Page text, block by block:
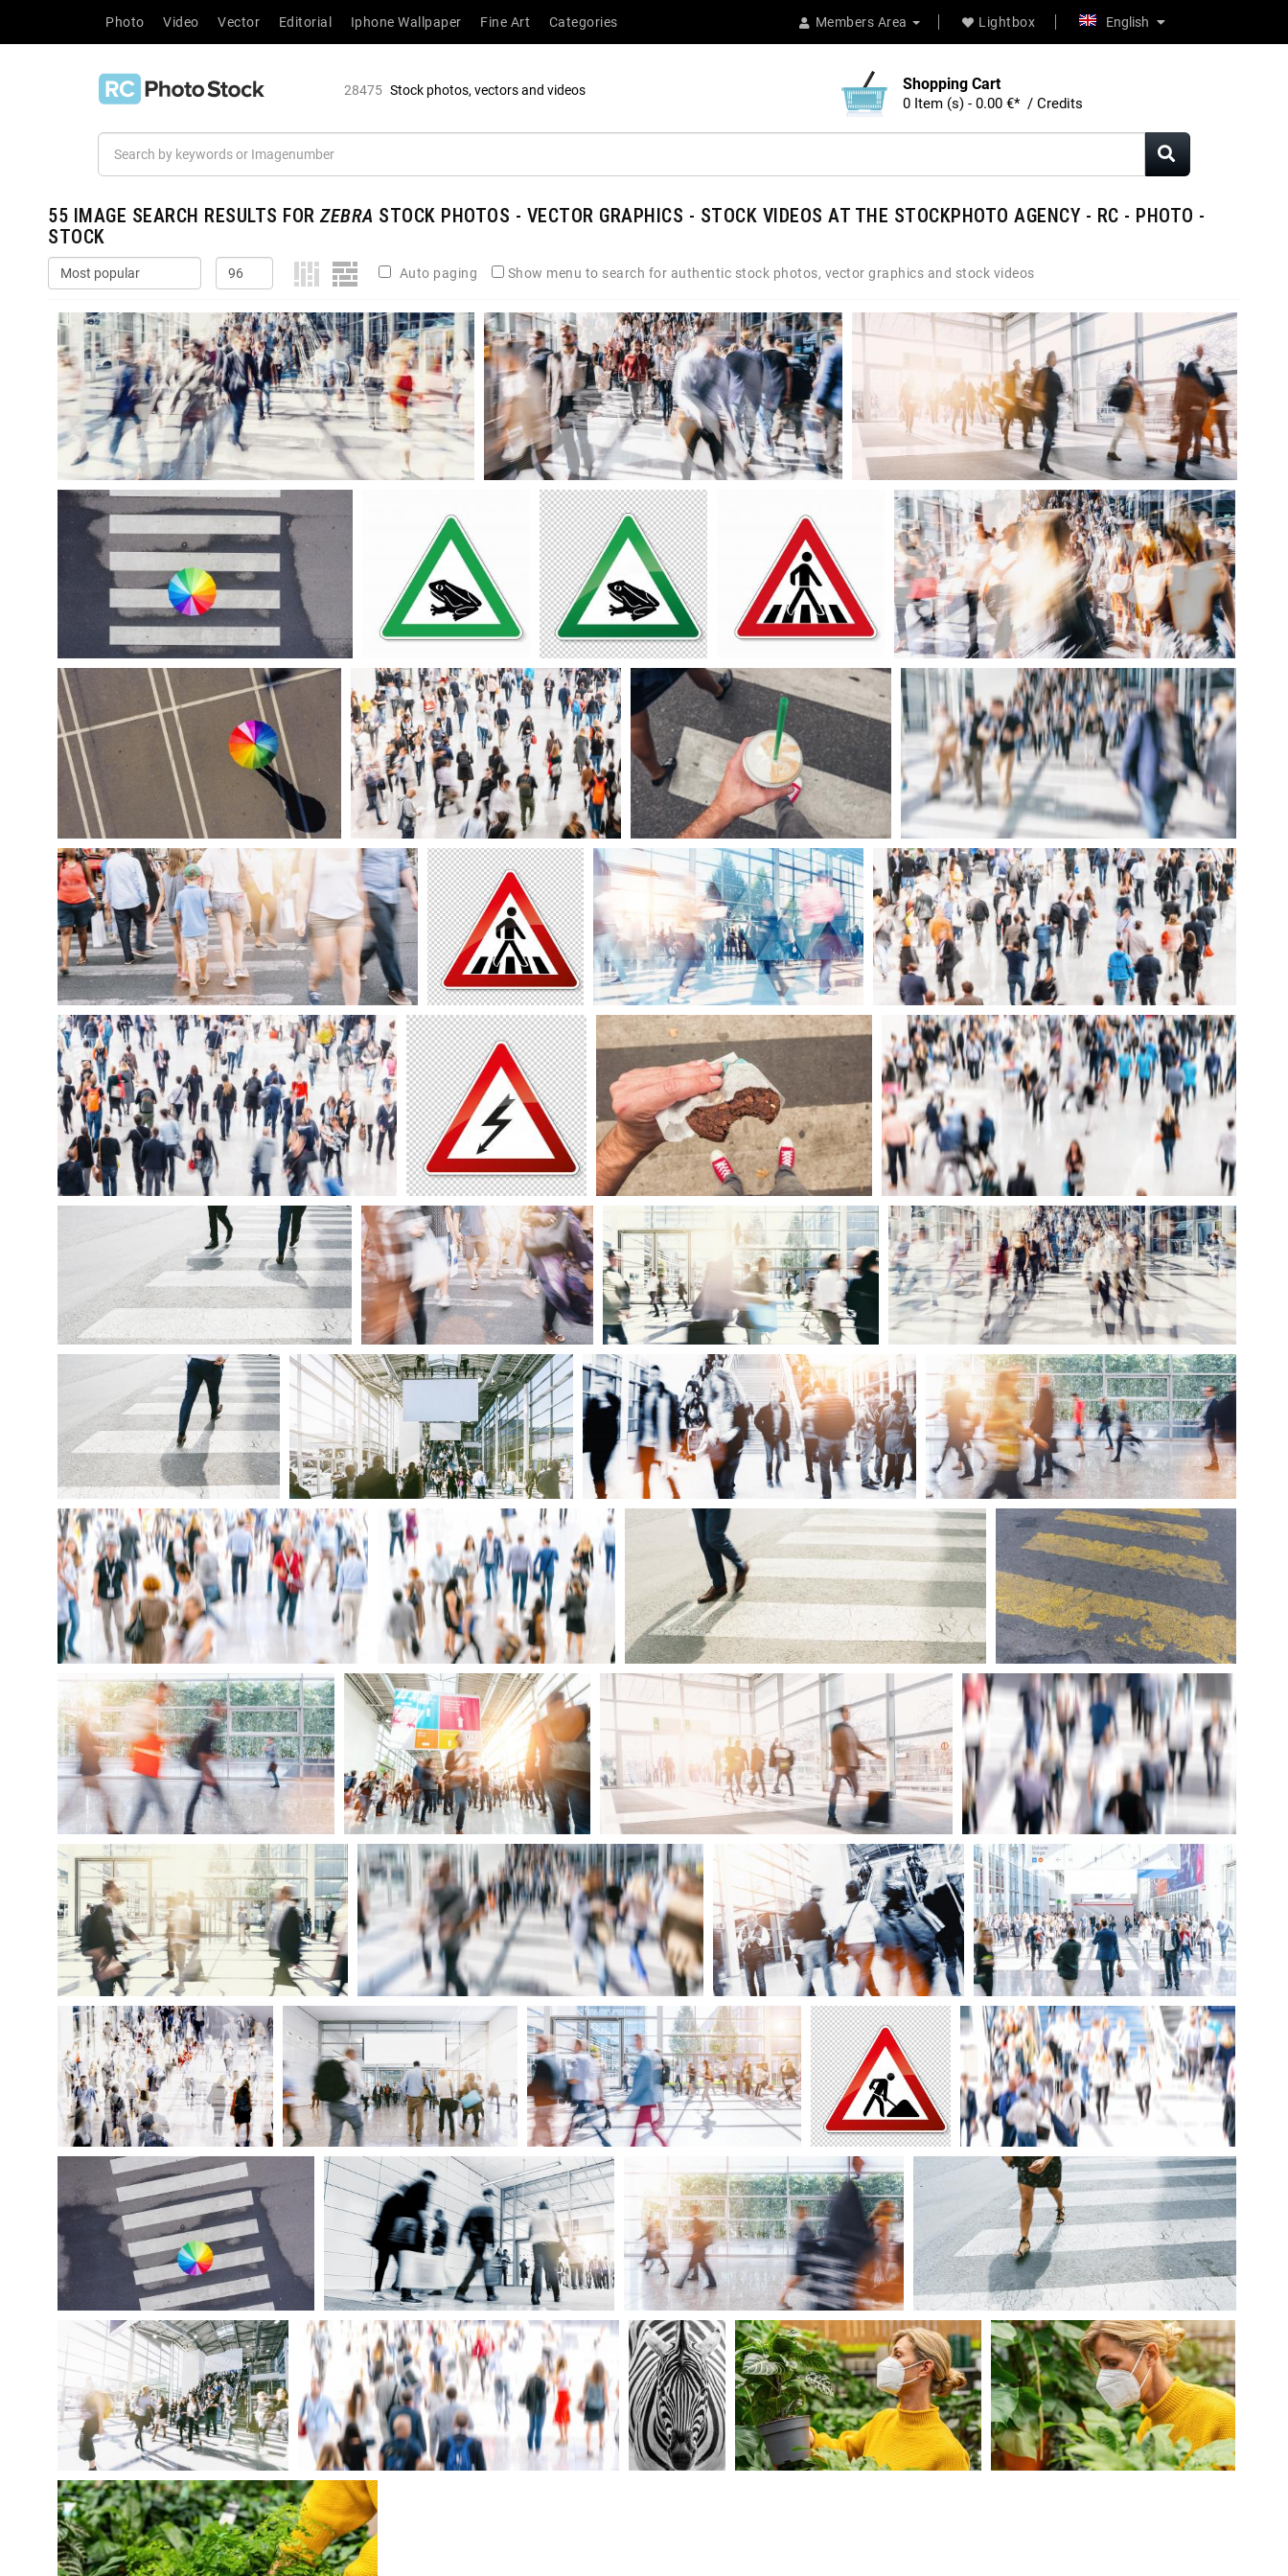
Members Area Lightbox English
Photo Video Vector Editorial Iphone Wallpaper Fine Art Categories
28475 Stock photos, vectors and videos Shopping Cart
0 Item (s) - 0.00 €* / Credits
55 IMAGE SEARCH RESULTS FORZEBRA STOCK PHOTOS - VECTOR GRAPHICS - STOCK VIDEOS AT THE STOCKPHOTO AGENCY - RC - PHOTO -
STOCK
Auto paging Show menu to search for authentic stock photos, vector graphics and stock videos